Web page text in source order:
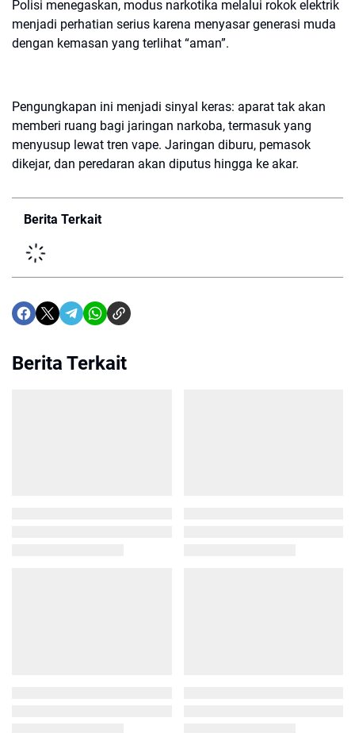
‎Polisi menegaskan, modus narkotika melalui rokok elektrik
menjadi perhatian serius karena menyasar generasi muda
dengan kemasan yang terlihat “aman”.
‎Pengungkapan ini menjadi sinyal keras: aparat tak akan
memberi ruang bagi jaringan narkoba, termasuk yang
menyusup lewat tren vape. Jaringan diburu, pemasok
dikejar, dan peredaran akan diputus hingga ke akar.
Berita Terkait
Berita Terkait